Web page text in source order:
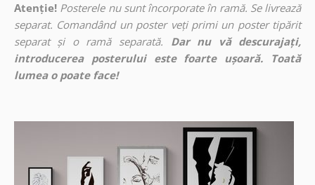
Atenție! Posterele nu sunt încorporate în ramă. Se livrează
separat. Comandând un poster veți primi un poster tipărit
separat și o ramă separată.
Dar nu vă descurajați,
introducerea posterului este foarte ușoară. Toată
lumea o poate face!